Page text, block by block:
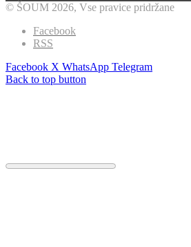
© ŠOUM 2026, Vse pravice pridržane
Facebook
RSS
Facebook X WhatsApp Telegram
Back to top button